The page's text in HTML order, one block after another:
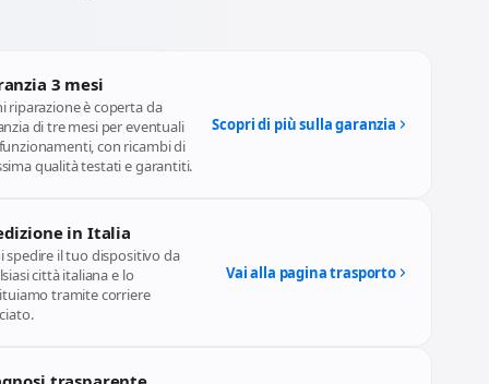
3 mesi
riparazione è coperta da
di tre mesi per eventuali
con ricambi di
qualità testati e garantiti.
Scopri di più sulla garanzia
in Italia
spedire il tuo dispositivo da
città italiana e lo
tramite corriere
Vai alla pagina trasporto